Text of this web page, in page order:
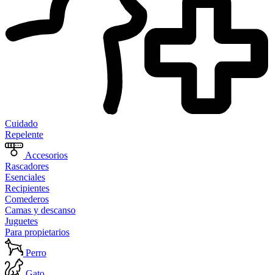
Cuidado
Repelente
Accesorios
Rascadores
Esenciales
Recipientes
Comederos
Camas y descanso
Juguetes
Para propietarios
Perro